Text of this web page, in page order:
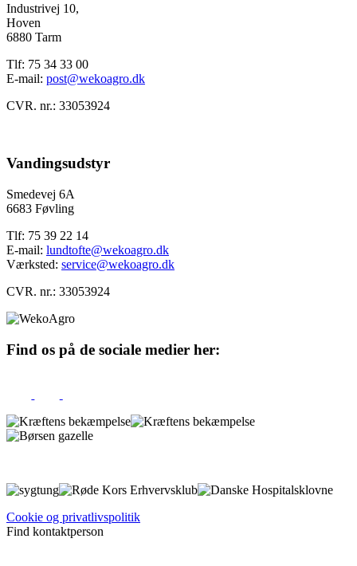
Industrivej 10,
Hoven
6880 Tarm
Tlf: 75 34 33 00
E-mail: post@wekoagro.dk
CVR. nr.: 33053924
Vandingsudstyr
Smedevej 6A
6683 Føvling
Tlf: 75 39 22 14
E-mail: lundtofte@wekoagro.dk
Værksted: service@wekoagro.dk
CVR. nr.: 33053924
Find os på de sociale medier her:
Cookie og privatlivspolitik
Find kontaktperson